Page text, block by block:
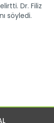
Dr. Filiz
söyledi.